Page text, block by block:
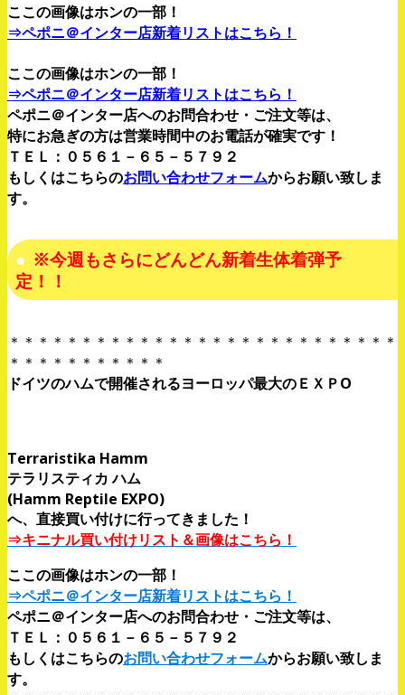
ここの画像はホンの一部！
⇒ペポニ＠インター店新着リストはこちら！
ここの画像はホンの一部！
⇒ペポニ＠インター店新着リストはこちら！
ペポニ＠インター店へのお問合わせ・ご注文等は、
特にお急ぎの方は営業時間中のお電話が確実です！
ＴＥＬ：０５６１－６５－５７９２
もしくはこちらのお問い合わせフォームからお願い致しま
す。
※今週もさらにどんどん新着生体着弾予
定！！
＊＊＊＊＊＊＊＊＊＊＊＊＊＊＊＊＊＊＊＊＊＊＊＊＊＊＊
＊＊＊＊＊＊＊＊＊＊＊
ドイツのハムで開催されるヨーロッパ最大のＥＸＰO
Terraristika Hamm
テラリスティカ ハム
(Hamm Reptile EXPO)
へ、直接買い付けに行ってきました！
⇒キニナル買い付けリスト＆画像はこちら！
ここの画像はホンの一部！
⇒ペポニ＠インター店新着リストはこちら！
ペポニ＠インター店へのお問合わせ・ご注文等は、
ＴＥＬ：０５６１－６５－５７９２
もしくはこちらのお問い合わせフォームからお願い致しま
す。